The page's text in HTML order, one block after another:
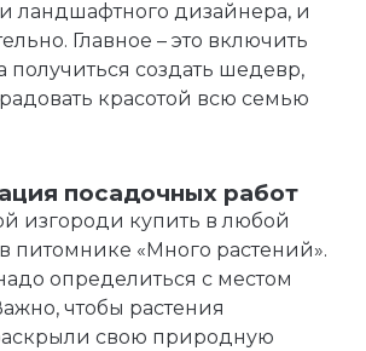
ландшафтного дизайнера, и
Главное – это включить
получиться создать шедевр,
красотой всю семью
посадочных работ
изгороди купить в любой
питомнике «Много растений».
определиться с местом
чтобы растения
свою природную